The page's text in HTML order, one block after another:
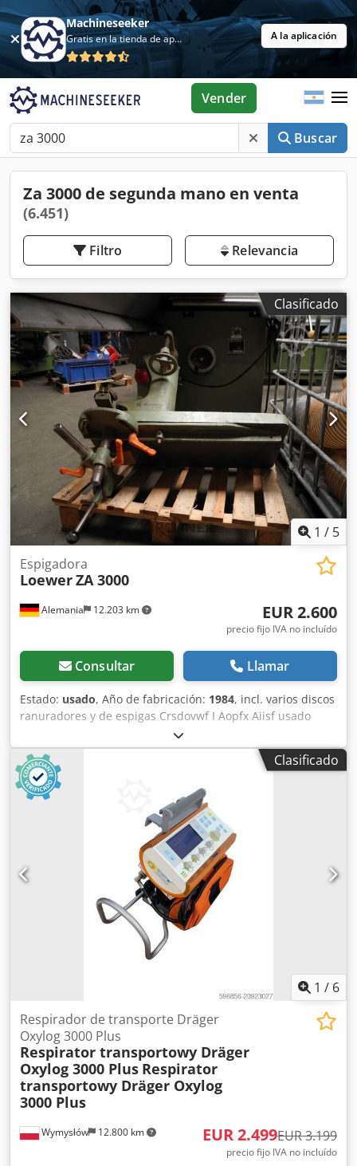
Machineseeker
Gratis en la tienda de aplicaciones A la aplicación
Buscar
Vender
Za 3000 de segunda mano en venta
(6.451)
Filtro Relevancia
Clasificado
1 / 5
Alemania 12.203 km
Espigadora
LoewerZA 3000
EUR 2.600
precio fijo IVA no incluído
Consultar Llamar
Estado: usado, Año de fabricación: 1984, incl. varios discos
ranuradores y de espigas Crsdovwf I Aopfx Aiisf usado
Fabricante: Löwer Tipo: ZA 3000 Año de fabricación: 1984
Nº de máquina: 5485 Motor: 1,5 kW frenos motorizados
Número de husillos: 2 x sierra vertical, fresadora
horizontal Altura de sujeción: 200 mm Diámetro: 40 mm
Sierra a medida Tamaño de la mesa: 800 mm x 350 mm
Tope giratorio Regla tope: 2000 mm, sistema de tope Festo
LAS Sujeción de la pieza manual Conexión de aspiración:
120 mm Espacio requerido aprox. 1700 mm x 1700 mm x
1600 mm Ubicación de almacenamiento: 97447
Gerolzhofen, cargado libre, sin embalar Entrega en el
estado actual, según se inspecciona, sin
reacondicionamiento, sin garantía ni responsabilidad.
Clasificado
1 / 6
Wymysłów 12.800 km
Respirador de transporte Dräger
Oxylog 3000 Plus
Respirator transportowy Dräger
Oxylog 3000 Plus Respirator
transportowy Dräger Oxylog
3000 Plus
EUR 2.499EUR 3.199
precio fijo IVA no incluído